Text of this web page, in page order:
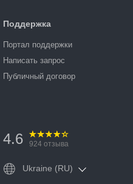
Поддержка
Портал поддержки
Написать запрос
Публичный договор
4.6 924 отзыва
Ukraine (RU)